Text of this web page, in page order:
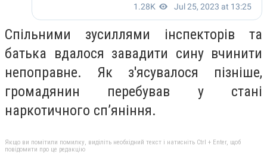
Спільними зусиллями інспекторів та
батька вдалося завадити сину вчинити
непоправне. Як з'ясувалося пізніше,
громадянин перебував у стані
наркотичного сп’яніння.
Якщо ви помітили помилку, виділіть необхідний текст і натисніть Ctrl + Enter, щоб
повідомити про це редакцію